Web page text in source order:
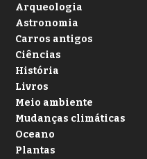
Arqueologia
Astronomia
Carros antigos
Ciências
História
Livros
Meio ambiente
Mudanças climáticas
Oceano
Plantas